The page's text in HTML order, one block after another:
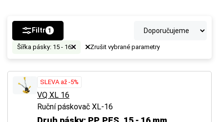
Filtr 1
Šířka pásky: 15 - 16 Zrušit vybrané parametry
SLEVA až -5%
VQ XL 16
Ruční páskovač XL-16